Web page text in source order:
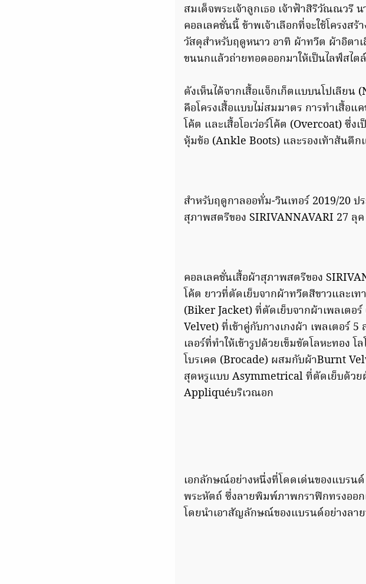
สมเด็จพระเจ้าลูกเธอ เจ้าฟ้าสิริวัณณวรี
คอลเลคชั่นนี้ ข้าพเจ้าเลือกที่จะใช้โครง
วัสดุสำหรับฤดูหนาว อาทิ ผ้าทวีต ผ้าอิตา
ขนนกแล้วถ่ายทอดออกมาให้เป็นไลฟ์สไ
ดังเห็นได้จากเสื้อแจ็กเก็ตแบบนโปเลีย
คือโครงเสื้อแบบไม่สมมาตร การทำเสื้อ
โค้ต และเสื้อโอเว่อร์โค้ต (Overcoat) ซึ่
หุ้มข้อ (Ankle Boots) และรองเท้าส้นตึก
สำหรับฤดูกาลออทั่ม-วินเทอร์ 2019/20
สุภาพสตรีของ SIRIVANNAVARI 27 ลุ
คอลเลคชั่นเสื้อผ้าสุภาพสตรีของ
โค้ต ยาวที่ตัดเย็บจากผ้าทวีตสีขาวและเ
(Biker Jacket) ที่ตัดเย็บจากผ้าเพลเต
Velvet) ที่เข้าคู่กับกางเกงผ้า เพลเตอร์
เลอร์ที่ทำให้เข้ารูปด้วยเข็มขัดโลหะทอง
โบรเคด (Brocade) ผสมกับผ้าBurnt
สุดหรูแบบ Asymmetrical ที่ตัดเย็บด้ว
Appliquéบริเวณอก
เอกลักษณ์อย่างหนึ่งที่โดดเด่นของแบร
พระหัตถ์ ซึ่งลายพิมพ์ภาพกราฟิกทรงออ
โดยนำเอาสัญลักษณ์ของแบรนด์อย่างลา